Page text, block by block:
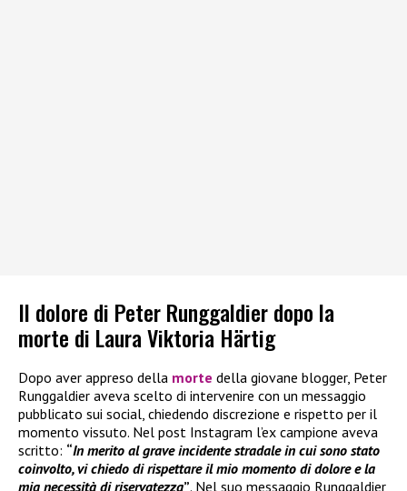
Il dolore di Peter Runggaldier dopo la
morte di Laura Viktoria Härtig
Dopo aver appreso della morte della giovane blogger, Peter
Runggaldier aveva scelto di intervenire con un messaggio
pubblicato sui social, chiedendo discrezione e rispetto per il
momento vissuto. Nel post Instagram l’ex campione aveva
scritto: “In merito al grave incidente stradale in cui sono stato
coinvolto, vi chiedo di rispettare il mio momento di dolore e la
mia necessità di riservatezza”. Nel suo messaggio Runggaldier